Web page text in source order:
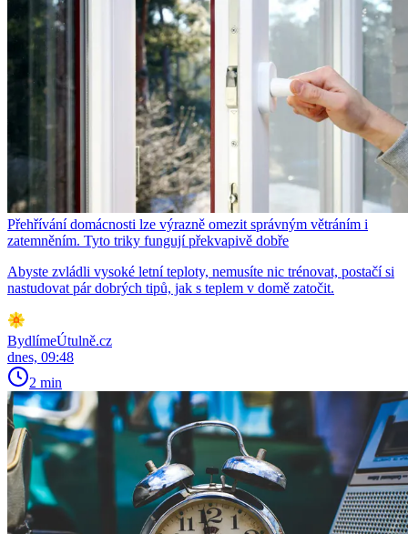
Přehřívání domácnosti lze výrazně omezit správným větráním i
zatemněním. Tyto triky fungují překvapivě dobře
Abyste zvládli vysoké letní teploty, nemusíte nic trénovat, postačí si
nastudovat pár dobrých tipů, jak s teplem v domě zatočit.
BydlímeÚtulně.cz
dnes, 09:48
2 min